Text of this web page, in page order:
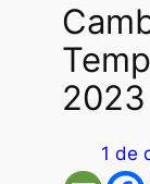
2023
1 de